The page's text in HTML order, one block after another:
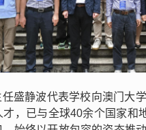
盛静波代表学校向澳门大
，已与全球40余个国家